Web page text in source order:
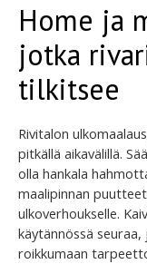
Home ja
jotka
tilkitsee
Rivitalon
pitkällä aikavälillä.
olla hankala
maalipinnan
ulkoverhoukselle.
käytännössä
roikkumaan